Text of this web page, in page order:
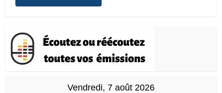
Vendredi, 7 août 2026